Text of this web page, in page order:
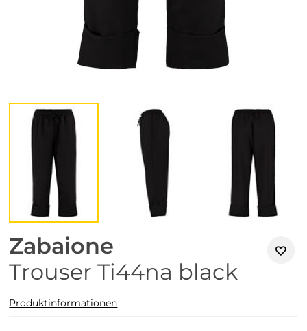
Zabaione
Trouser Ti44na black
Produktinformationen